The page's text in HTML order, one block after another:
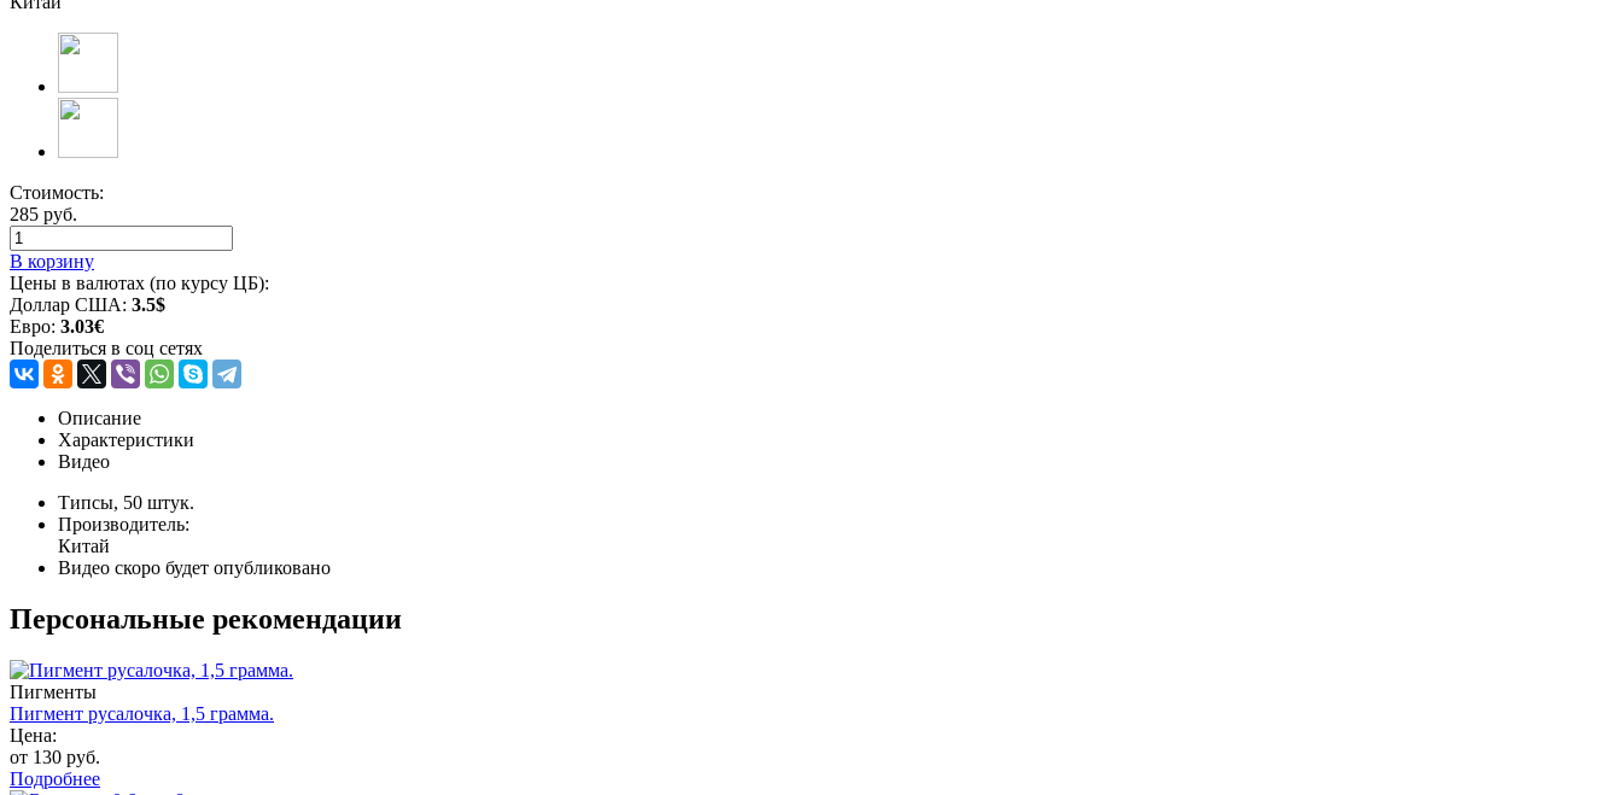
Стоимость:
285 руб.
В корзину
Цены в валютах (по курсу ЦБ):
Доллар США: 3.5$
Евро: 3.03€
Поделиться в соц сетях
Описание
Характеристики
Видео
Типсы, 50 штук.
Производитель:
Китай
Видео скоро будет опубликовано
Персональные рекомендации
Пигменты
Пигмент русалочка, 1,5 грамма.
Цена:
от 130 руб.
Подробнее